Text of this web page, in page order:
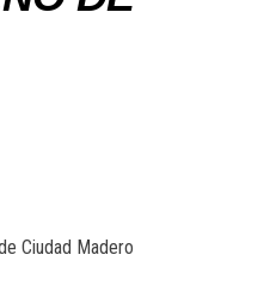
Ciudad Madero